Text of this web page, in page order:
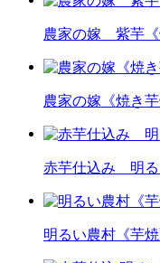
農家の嫁 紫芋《
農家の嫁《焼き芋
赤芋仕込み 明る
明るい農村《芋焼